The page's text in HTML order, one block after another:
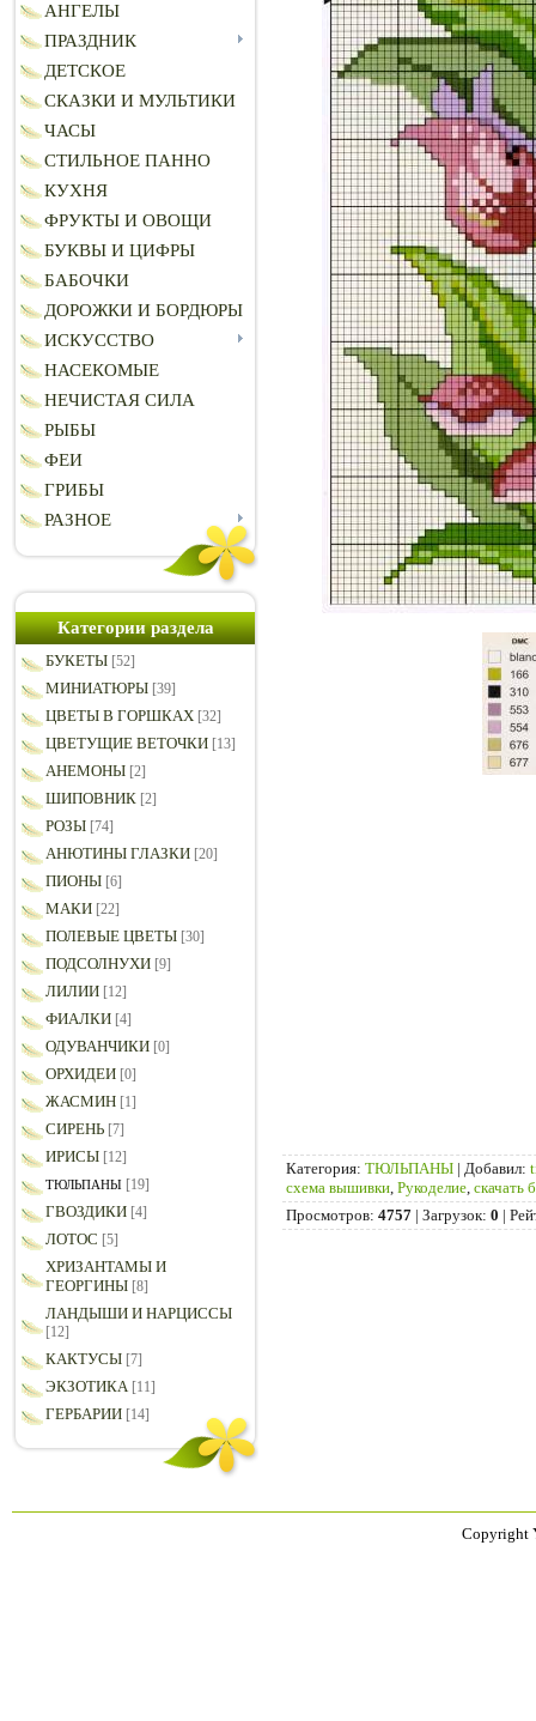
АНГЕЛЫ
ПРАЗДНИК
ДЕТСКОЕ
СКАЗКИ И МУЛЬТИКИ
ЧАСЫ
СТИЛЬНОЕ ПАННО
КУХНЯ
ФРУКТЫ И ОВОЩИ
БУКВЫ И ЦИФРЫ
БАБОЧКИ
ДОРОЖКИ И БОРДЮРЫ
ИСКУССТВО
НАСЕКОМЫЕ
НЕЧИСТАЯ СИЛА
РЫБЫ
ФЕИ
ГРИБЫ
РАЗНОЕ
Категории раздела
БУКЕТЫ [52]
МИНИАТЮРЫ [39]
ЦВЕТЫ В ГОРШКАХ [32]
ЦВЕТУЩИЕ ВЕТОЧКИ [13]
АНЕМОНЫ [2]
ШИПОВНИК [2]
РОЗЫ [74]
АНЮТИНЫ ГЛАЗКИ [20]
ПИОНЫ [6]
МАКИ [22]
ПОЛЕВЫЕ ЦВЕТЫ [30]
ПОДСОЛНУХИ [9]
ЛИЛИИ [12]
ФИАЛКИ [4]
ОДУВАНЧИКИ [0]
ОРХИДЕИ [0]
ЖАСМИН [1]
СИРЕНЬ [7]
ИРИСЫ [12]
ТЮЛЬПАНЫ [19]
ГВОЗДИКИ [4]
ЛОТОС [5]
ХРИЗАНТАМЫ И
ГЕОРГИНЫ [8]
ЛАНДЫШИ И НАРЦИССЫ
[12]
КАКТУСЫ [7]
ЭКЗОТИКА [11]
ГЕРБАРИИ [14]
Категория: ТЮЛЬПАНЫ | Добавил:
схема вышивки Рукоделие скачать
Просмотров: 4757 | Загрузок: 0 |
Copyright